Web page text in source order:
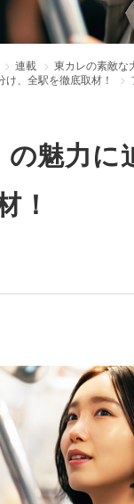
連載
東カレの素敵な
、全駅を徹底取材！
魅力に
！